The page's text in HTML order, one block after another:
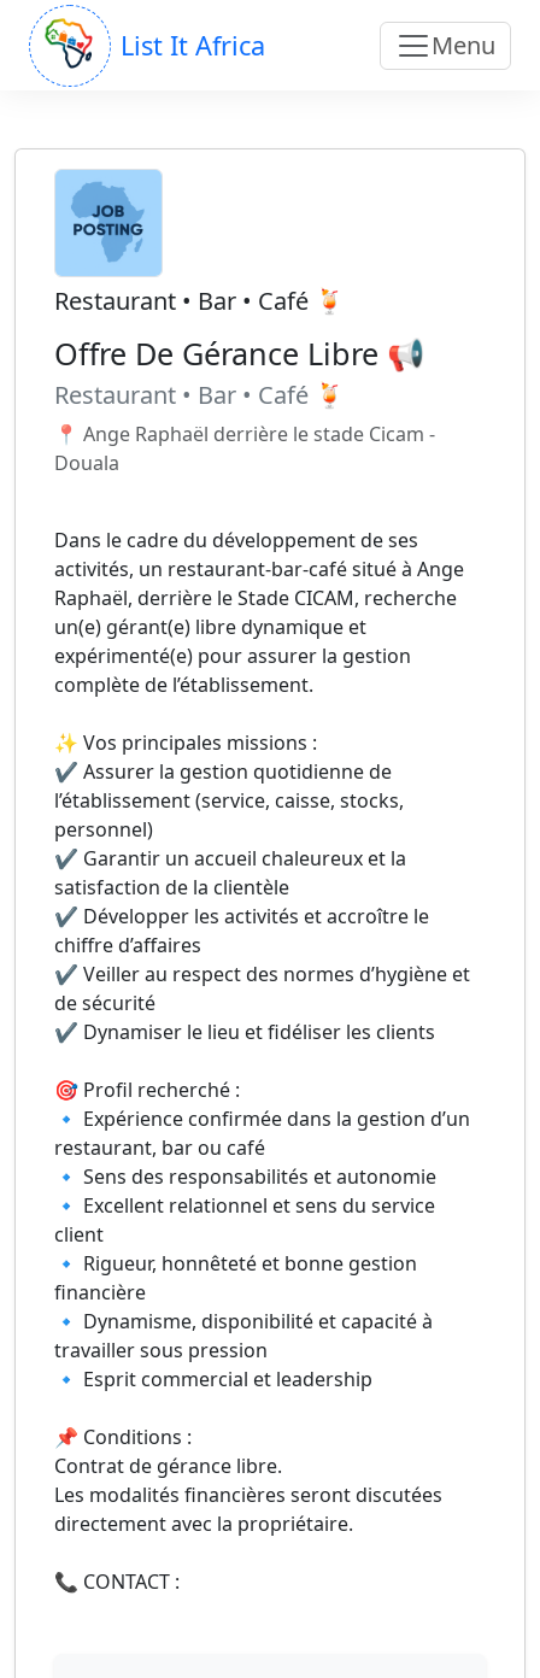
List It Africa Menu
Restaurant • Bar • Café 🍹
Offre De Gérance Libre 📢
Restaurant • Bar • Café 🍹
📍 Ange Raphaël derrière le stade Cicam -
Douala
Dans le cadre du développement de ses
activités, un restaurant-bar-café situé à Ange
Raphaël, derrière le Stade CICAM, recherche
un(e) gérant(e) libre dynamique et
expérimenté(e) pour assurer la gestion
complète de l’établissement.
✨ Vos principales missions :
✔️ Assurer la gestion quotidienne de
l’établissement (service, caisse, stocks,
personnel)
✔️ Garantir un accueil chaleureux et la
satisfaction de la clientèle
✔️ Développer les activités et accroître le
chiffre d’affaires
✔️ Veiller au respect des normes d’hygiène et
de sécurité
✔️ Dynamiser le lieu et fidéliser les clients
🎯 Profil recherché :
🔹 Expérience confirmée dans la gestion d’un
restaurant, bar ou café
🔹 Sens des responsabilités et autonomie
🔹 Excellent relationnel et sens du service
client
🔹 Rigueur, honnêteté et bonne gestion
financière
🔹 Dynamisme, disponibilité et capacité à
travailler sous pression
🔹 Esprit commercial et leadership
📌 Conditions :
Contrat de gérance libre.
Les modalités financières seront discutées
directement avec la propriétaire.
📞 CONTACT :